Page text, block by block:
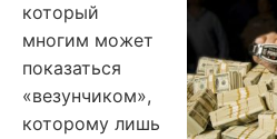
который
многим может
показаться
«везунчиком»,
которому лишь